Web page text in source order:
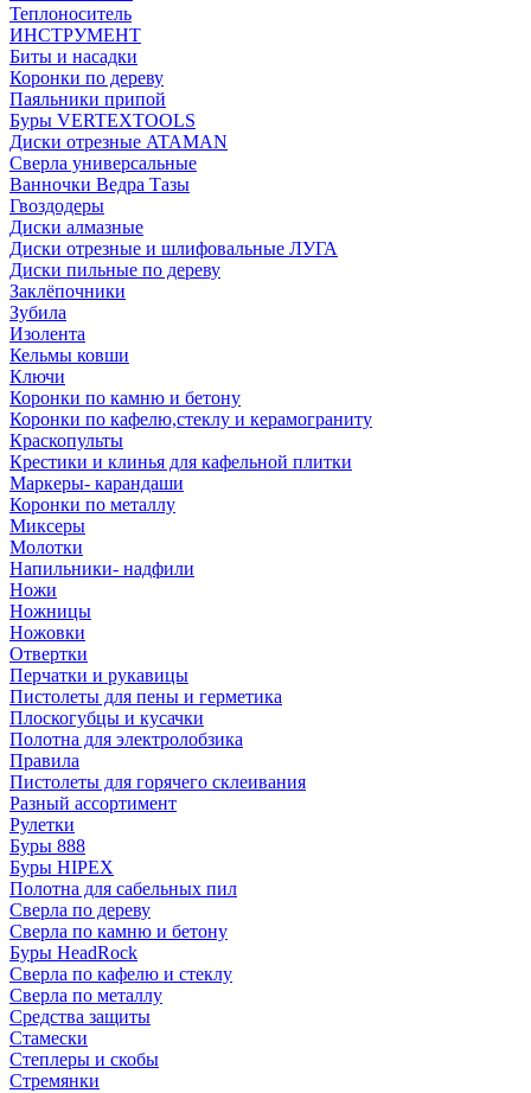
Теплоноситель
ИНСТРУМЕНТ
Биты и насадки
Коронки по дереву
Паяльники припой
Буры VERTEXTOOLS
Диски отрезные ATAMAN
Сверла универсальные
Ванночки Ведра Тазы
Гвоздодеры
Диски алмазные
Диски отрезные и шлифовальные ЛУГА
Диски пильные по дереву
Заклёпочники
Зубила
Изолента
Кельмы ковши
Ключи
Коронки по камню и бетону
Коронки по кафелю,стеклу и керамограниту
Краскопульты
Крестики и клинья для кафельной плитки
Маркеры- карандаши
Коронки по металлу
Миксеры
Молотки
Напильники- надфили
Ножи
Ножницы
Ножовки
Отвертки
Перчатки и рукавицы
Пистолеты для пены и герметика
Плоскогубцы и кусачки
Полотна для электролобзика
Правила
Пистолеты для горячего склеивания
Разный ассортимент
Рулетки
Буры 888
Буры HIPEX
Полотна для сабельных пил
Сверла по дереву
Сверла по камню и бетону
Буры HeadRock
Сверла по кафелю и стеклу
Сверла по металлу
Средства защиты
Стамески
Степлеры и скобы
Стремянки